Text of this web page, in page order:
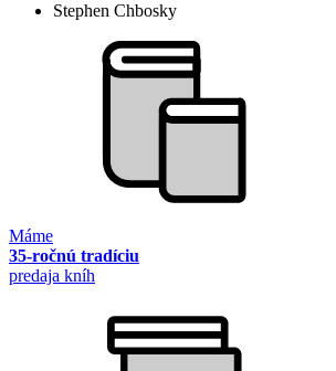
Stephen Chbosky
Máme
35-ročnú tradíciu
predaja kníh